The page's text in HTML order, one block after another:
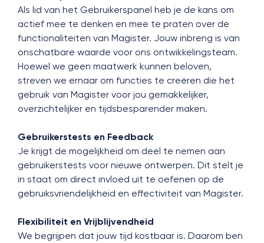
Als lid van het Gebruikerspanel heb je de kans om
actief mee te denken en mee te praten over de
functionaliteiten van Magister. Jouw inbreng is van
onschatbare waarde voor ons ontwikkelingsteam.
Hoewel we geen maatwerk kunnen beloven,
streven we ernaar om functies te creëren die het
gebruik van Magister voor jou gemakkelijker,
overzichtelijker en tijdsbesparender maken.
Gebruikerstests en Feedback
Je krijgt de mogelijkheid om deel te nemen aan
gebruikerstests voor nieuwe ontwerpen. Dit stelt je
in staat om direct invloed uit te oefenen op de
gebruiksvriendelijkheid en effectiviteit van Magister.
Flexibiliteit en Vrijblijvendheid
We begrijpen dat jouw tijd kostbaar is. Daarom ben